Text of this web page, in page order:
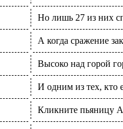
Но лишь 27 из них
А когда сражение
Высоко над горой
И одним из тех, кто
Кликните пьяницу